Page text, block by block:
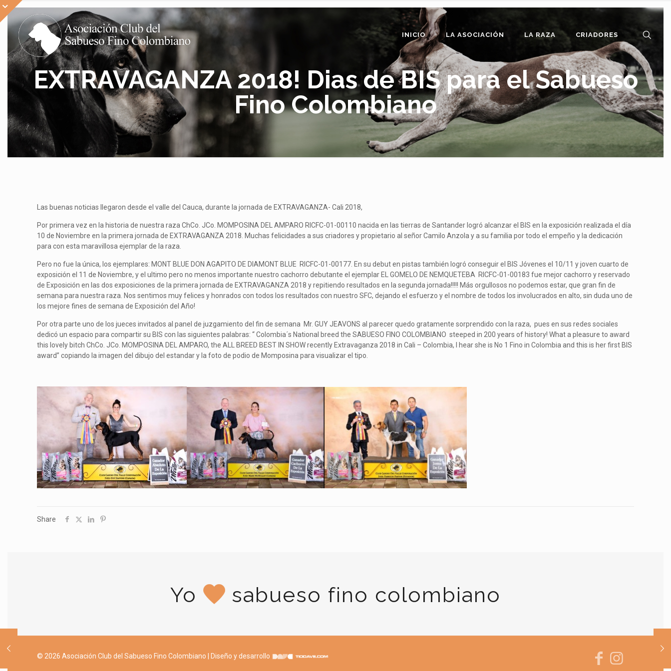
INICIO LA ASOCIACIÓN LA RAZA CRIADORES
EXTRAVAGANZA 2018! Dias de BIS para el Sabueso
Fino Colombiano
Las buenas noticias llegaron desde el valle del Cauca, durante la jornada de EXTRAVAGANZA- Cali 2018,
Por primera vez en la historia de nuestra raza ChCo. JCo. MOMPOSINA DEL AMPARO RICFC-01-00110 nacida en las tierras de Santander logró alcanzar el BIS en la exposición realizada el día
10 de Noviembre en la primera jornada de EXTRAVAGANZA 2018. Muchas felicidades a sus criadores y propietario al señor Camilo Anzola y a su familia por todo el empeño y la dedicación
para con esta maravillosa ejemplar de la raza.
Pero no fue la única, los ejemplares: MONT BLUE DON AGAPITO DE DIAMONT BLUE RICFC-01-00177. En su debut en pistas también logró conseguir el BIS Jóvenes el 10/11 y joven cuarto de
exposición el 11 de Noviembre, y el ultimo pero no menos importante nuestro cachorro debutante el ejemplar EL GOMELO DE NEMQUETEBA RICFC-01-00183 fue mejor cachorro y reservado
de Exposición en las dos exposiciones de la primera jornada de EXTRAVAGANZA 2018 y repitiendo resultados en la segunda jornada!!!!! Más orgullosos no podemos estar, que gran fin de
semana para nuestra raza. Nos sentimos muy felices y honrados con todos los resultados con nuestro SFC, dejando el esfuerzo y el nombre de todos los involucrados en alto, sin duda uno de
los mejore fines de semana de Exposición del Año!
Por otra parte uno de los jueces invitados al panel de juzgamiento del fin de semana Mr. GUY JEAVONS al parecer quedo gratamente sorprendido con la raza, pues en sus redes sociales
dedicó un espacio para compartir su BIS con las siguientes palabras: “ Colombia´s National breed the SABUESO FINO COLOMBIANO steeped in 200 years of history! What a pleasure to award
this lovely bitch ChCo. JCo. MOMPOSINA DEL AMPARO, the ALL BREED BEST IN SHOW recently Extravaganza 2018 in Cali – Colombia, I hear she is No 1 Fino in Colombia and this is her first BIS
award” copiando la imagen del dibujo del estandar y la foto de podio de Momposina para visualizar el tipo.
Share
Yo sabueso fino colombiano
© 2026 Asociación Club del Sabueso Fino Colombiano | Diseño y desarrollo